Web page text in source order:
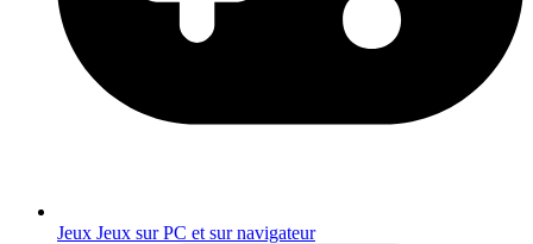
Jeux Jeux sur PC et sur navigateur